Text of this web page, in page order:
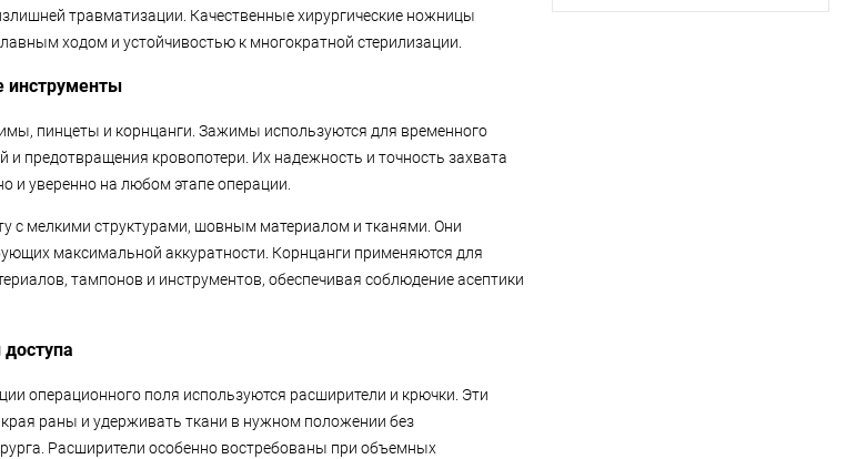
травматизации. Качественные хирургические ножницы
ходом и устойчивостью к многократной стерилизации.
пинцеты и корнцанги. Зажимы используются для временного
и предотвращения кровопотери. Их надежность и точность захвата
и уверенно на любом этапе операции.
с мелкими структурами, шовным материалом и тканями. Они
максимальной аккуратности. Корнцанги применяются для
тампонов и инструментов, обеспечивая соблюдение асептики
операционного поля используются расширители и крючки. Эти
раны и удерживать ткани в нужном положении без
Расширители особенно востребованы при объемных